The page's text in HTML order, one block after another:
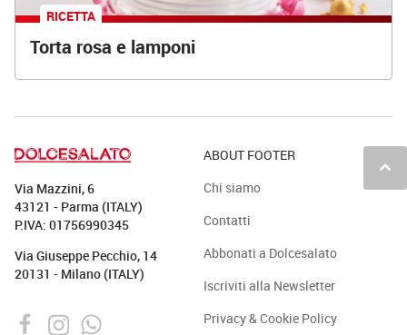
RICETTA
Torta rosa e lamponi
keyboard_arrow_up
Via Mazzini, 6
43121 - Parma (ITALY)
P.IVA: 01756990345
Via Giuseppe Pecchio, 14
20131 - Milano (ITALY)
ABOUT FOOTER
Chi siamo
Contatti
Abbonati a Dolcesalato
Iscriviti alla Newsletter
Privacy & Cookie Policy